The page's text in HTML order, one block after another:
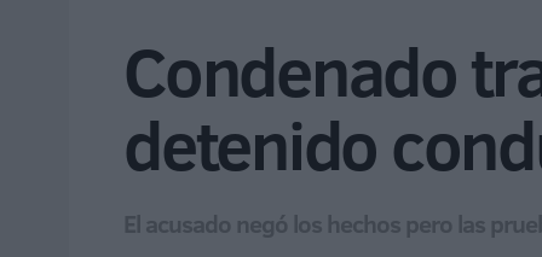
Condenado
detenido
El acusado negó los hechos pero las